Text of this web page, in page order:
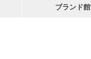
ブランド館